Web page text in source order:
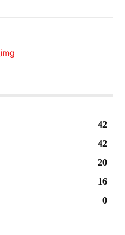
42
42
20
16
0